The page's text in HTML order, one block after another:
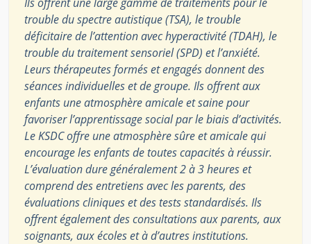
trouble du spectre autistique (TSA), le trouble
déficitaire de l’attention avec hyperactivité (TDAH), le
trouble du traitement sensoriel (SPD) et l’anxiété.
Leurs thérapeutes formés et engagés donnent des
séances individuelles et de groupe. Ils offrent aux
enfants une atmosphère amicale et saine pour
favoriser l’apprentissage social par le biais d’activités.
Le KSDC offre une atmosphère sûre et amicale qui
encourage les enfants de toutes capacités à réussir.
L’évaluation dure généralement 2 à 3 heures et
comprend des entretiens avec les parents, des
évaluations cliniques et des tests standardisés. Ils
offrent également des consultations aux parents, aux
soignants, aux écoles et à d’autres institutions.